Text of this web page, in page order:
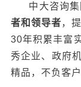
中大咨询
者和领导者，
30年积累丰富
秀企业、政府
精品，不负客户